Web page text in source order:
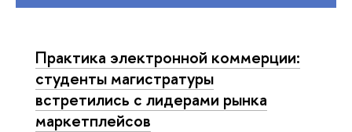
Практика электронной коммерции:
студенты магистратуры
встретились с лидерами рынка
маркетплейсов